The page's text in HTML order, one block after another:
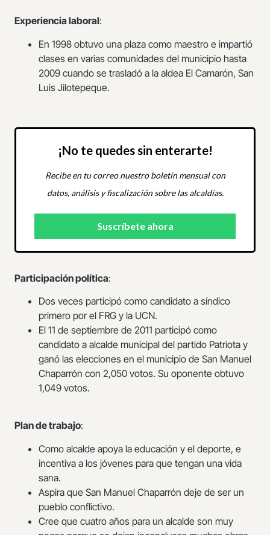
Experiencia laboral:
En 1998 obtuvo una plaza como maestro e impartió
clases en varias comunidades del municipio hasta
2009 cuando se trasladó a la aldea El Camarón, San
Luis Jilotepeque.
¡No te quedes sin enterarte!
Recibe en tu correo nuestro boletín mensual con
datos, análisis y fiscalización sobre las alcaldías.
Participación política:
Dos veces participó como candidato a síndico
primero por el FRG y la UCN.
El 11 de septiembre de 2011 participó como
candidato a alcalde municipal del partido Patriota y
ganó las elecciones en el municipio de San Manuel
Chaparrón con 2,050 votos. Su oponente obtuvo
1,049 votos.
Plan de trabajo:
Como alcalde apoya la educación y el deporte, e
incentiva a los jóvenes para que tengan una vida
sana.
Aspira que San Manuel Chaparrón deje de ser un
pueblo conflictivo.
Cree que cuatro años para un alcalde son muy